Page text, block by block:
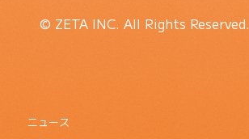
© ZETA INC. All Rights Reserved.
ニュース